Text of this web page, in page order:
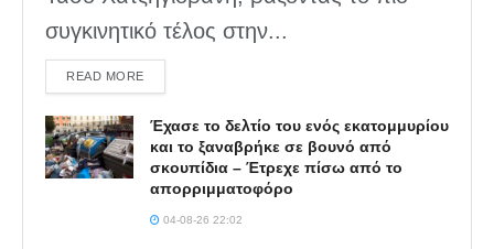
συγκινητικό τέλος στην...
READ MOREDETAILS
Έχασε το δελτίο του ενός εκατομμυρίου
και το ξαναβρήκε σε βουνό από
σκουπίδια – Έτρεχε πίσω από το
απορριμματοφόρο
04-08-26 22:02